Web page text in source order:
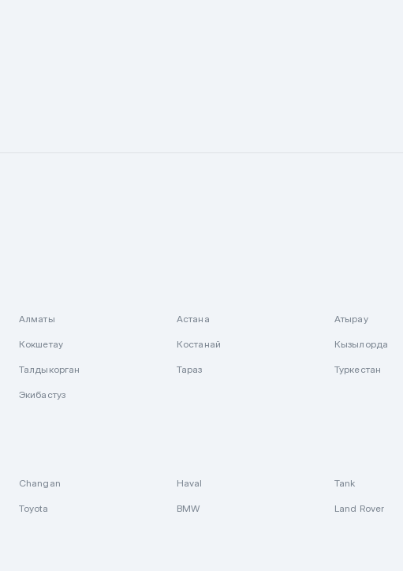
Алматы Астана Атырау
Кокшетау Костанай Кызылорда
Талдыкорган Тараз Туркестан
Экибастуз
Changan Haval Tank
Toyota BMW Land Rover